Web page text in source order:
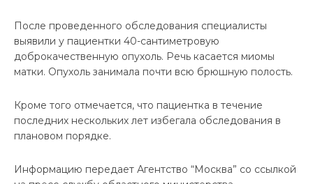
После проведенного обследования специалисты
выявили у пациентки 40-сантиметровую
доброкачественную опухоль. Речь касается миомы
матки. Опухоль занимала почти всю брюшную полость.
Кроме того отмечается, что пациентка в течение
последних нескольких лет избегала обследования в
плановом порядке.
Информацию передает Агентство “Москва” со ссылкой